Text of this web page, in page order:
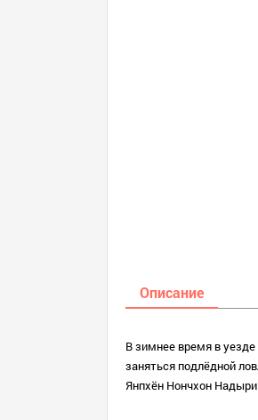
Описание
В зимнее время в уезде
заняться подлёдной
Янпхён Нончхон